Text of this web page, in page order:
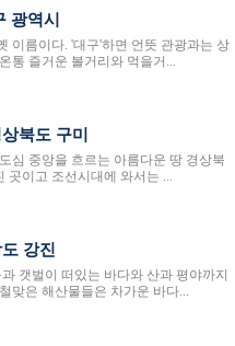
광역시
이름이다. '대구'하면 언뜻 관광과는 상
통 즐거운 볼거리와 먹을거...
북도 구미
심 중앙을 흐르는 아름다운 땅 경상북
곳이고 조선시대에 와서는 ...
강진
갯벌이 떠있는 바다와 산과 평야까지
맞은 해산물들은 차가운 바다...